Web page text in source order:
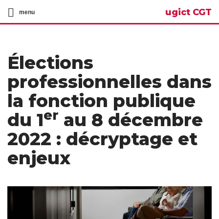
menu ugict CGT
Élections
professionnelles dans
la fonction publique
du 1er au 8 décembre
2022 : décryptage et
enjeux